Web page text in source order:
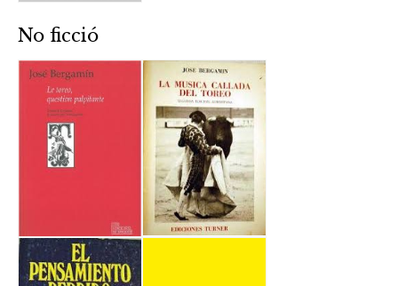
No ficció